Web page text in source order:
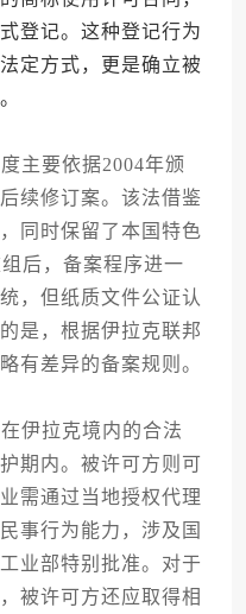
登记。这种登记行为
定方式，更是确立被
要依据2004年颁
续修订案。该法借鉴
同时保留了本国特色
后，备案程序进一
，但纸质文件公证认
是，根据伊拉克联邦
有差异的备案规则。
拉克境内的合法
期内。被许可方则可
需通过当地授权代理
事行为能力，涉及国
业部特别批准。对于
被许可方还应取得相